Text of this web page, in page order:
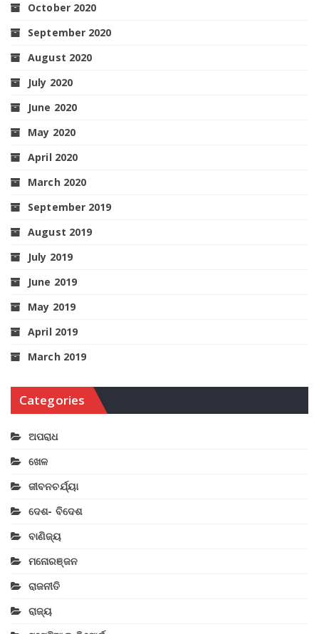
October 2020
September 2020
August 2020
July 2020
June 2020
May 2020
April 2020
March 2020
September 2019
August 2019
July 2019
June 2019
May 2019
April 2019
March 2019
Categories
ଅପରାଧ
ଖେଳ
ଜୀବନଚର୍ଯ୍ୟା
ଦେଶ- ବିଦେଶ
ବାଣିଜ୍ୟ
ମନୋରଞ୍ଜନ
ରାଜନୀତି
ରାଜ୍ୟ